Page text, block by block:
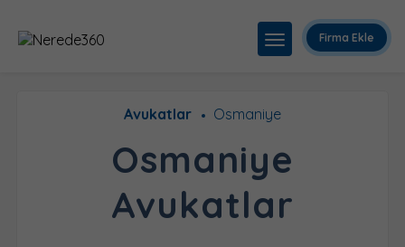
Firma Ekle
Avukatlar Osmaniye
Osmaniye
Avukatlar